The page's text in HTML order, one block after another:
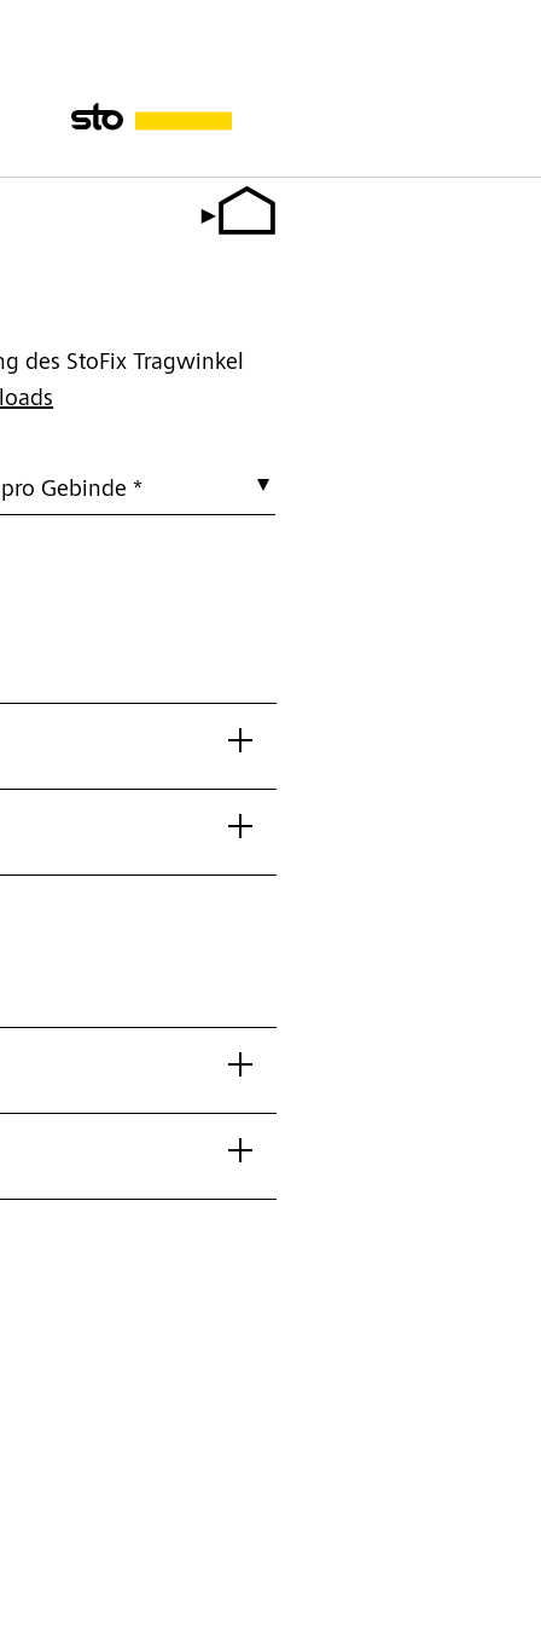
des StoFix Tragwinkel
Gebinde *